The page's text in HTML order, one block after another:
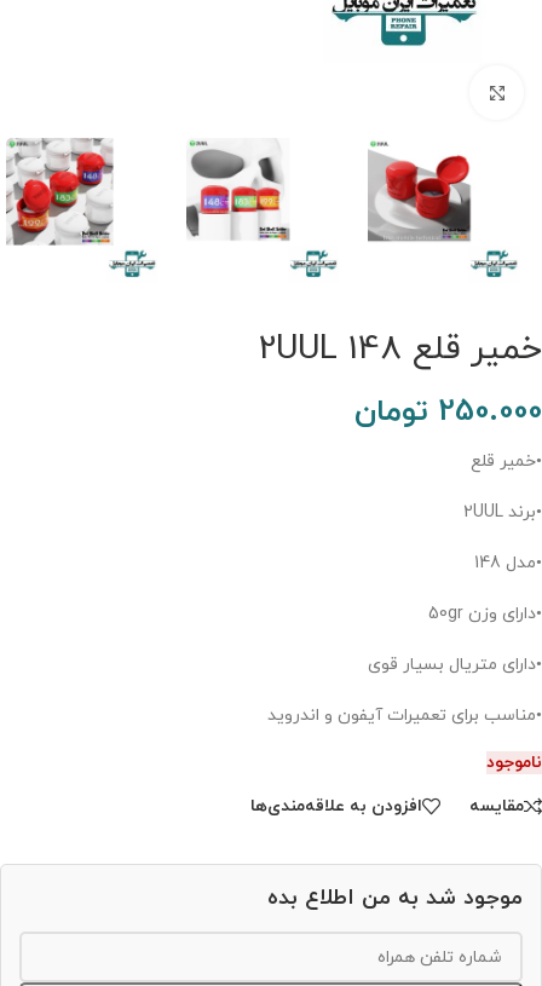
خمیر قلع 2UUL 148
250.000 تومان
•خمیر قلع
•برند 2UUL
•مدل 148
•دارای وزن 50gr
•دارای متریال بسیار قوی
•مناسب برای تعمیرات آیفون و اندروید
ناموجود
مقایسه
افزودن به علاقه‌مندی‌ها
موجود شد به من اطلاع بده